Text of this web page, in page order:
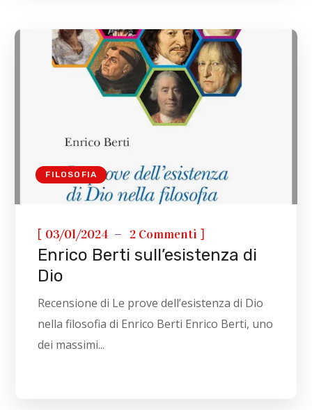
FILOSOFIA
[ 03/01/2024 2 Commenti ]
Enrico Berti sull’esistenza di
Dio
Recensione di Le prove dell’esistenza di Dio
nella filosofia di Enrico Berti Enrico Berti, uno
dei massimi...